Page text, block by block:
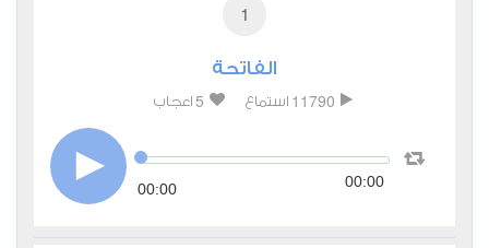
1
الفاتحة
11790 استماع 5 اعجاب
00:00 00:00